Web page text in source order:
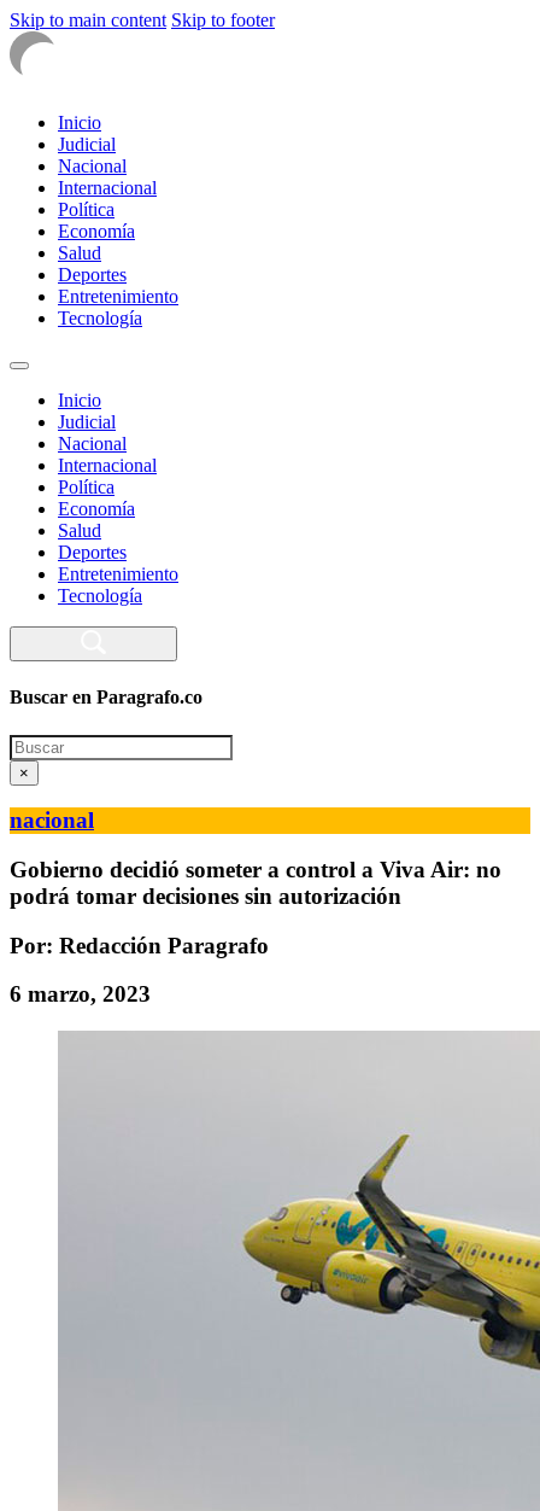
Skip to main content Skip to footer
Inicio
Judicial
Nacional
Internacional
Política
Economía
Salud
Deportes
Entretenimiento
Tecnología
Inicio
Judicial
Nacional
Internacional
Política
Economía
Salud
Deportes
Entretenimiento
Tecnología
Buscar en Paragrafo.co
Search
×
nacional
Gobierno decidió someter a control a Viva Air: no
podrá tomar decisiones sin autorización
Por: Redacción Paragrafo
6 marzo, 2023